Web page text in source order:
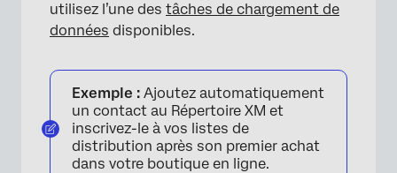
utilisez l’une des tâches de chargement de
données disponibles.
Exemple : Ajoutez automatiquement
un contact au Répertoire XM et
inscrivez-le à vos listes de
distribution après son premier achat
dans votre boutique en ligne.